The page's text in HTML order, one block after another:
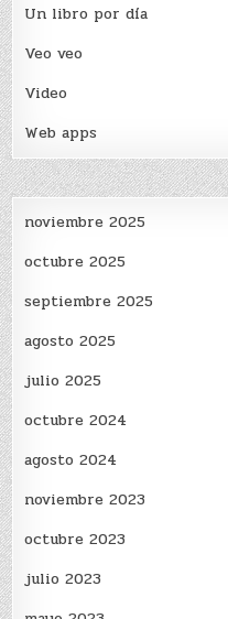
Un libro por día
Veo veo
Video
Web apps
noviembre 2025
octubre 2025
septiembre 2025
agosto 2025
julio 2025
octubre 2024
agosto 2024
noviembre 2023
octubre 2023
julio 2023